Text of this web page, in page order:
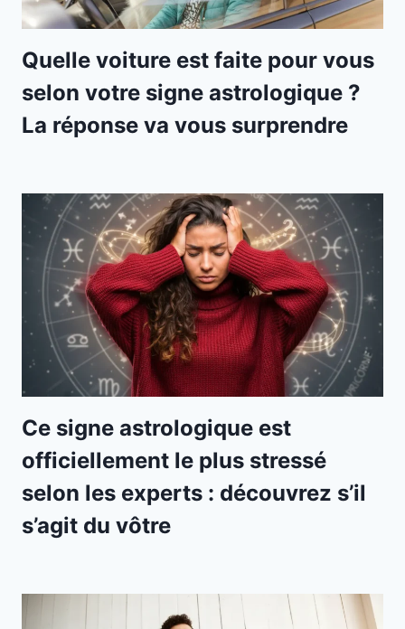
Quelle voiture est faite pour vous
selon votre signe astrologique ?
La réponse va vous surprendre
Ce signe astrologique est
officiellement le plus stressé
selon les experts : découvrez s’il
s’agit du vôtre